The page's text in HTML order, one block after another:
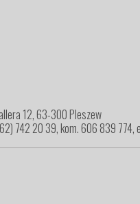
12, 63-300 Pleszew
742 20 39, kom. 606 839 774,